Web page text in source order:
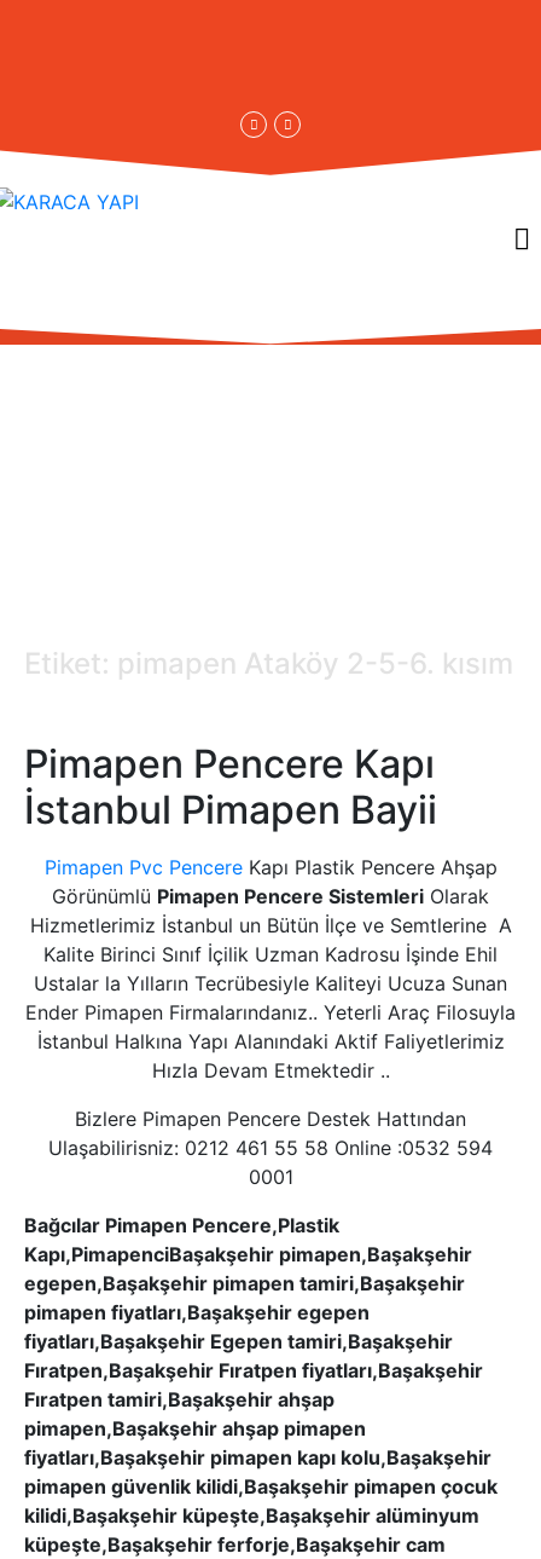
Etiket: pimapen Ataköy 2-5-6. kısım
Pimapen Pencere Kapı
İstanbul Pimapen Bayii
Pimapen Pvc PencereKapı Plastik Pencere Ahşap
Görünümlü Pimapen Pencere Sistemleri Olarak
Hizmetlerimiz İstanbul un Bütün İlçe ve Semtlerine A
Kalite Birinci Sınıf İçilik Uzman Kadrosu İşinde Ehil
Ustalar la Yılların Tecrübesiyle Kaliteyi Ucuza Sunan
Ender Pimapen Firmalarındanız.. Yeterli Araç Filosuyla
İstanbul Halkına Yapı Alanındaki Aktif Faliyetlerimiz
Hızla Devam Etmektedir ..
Bizlere Pimapen Pencere Destek Hattından
Ulaşabilirisniz: 0212 461 55 58 Online :0532 594
0001
Bağcılar Pimapen Pencere,Plastik
Kapı,PimapenciBaşakşehir pimapen,Başakşehir
egepen,Başakşehir pimapen tamiri,Başakşehir
pimapen fiyatları,Başakşehir egepen
fiyatları,Başakşehir Egepen tamiri,Başakşehir
Fıratpen,Başakşehir Fıratpen fiyatları,Başakşehir
Fıratpen tamiri,Başakşehir ahşap
pimapen,Başakşehir ahşap pimapen
fiyatları,Başakşehir pimapen kapı kolu,Başakşehir
pimapen güvenlik kilidi,Başakşehir pimapen çocuk
kilidi,Başakşehir küpeşte,Başakşehir alüminyum
küpeşte,Başakşehir ferforje,Başakşehir cam